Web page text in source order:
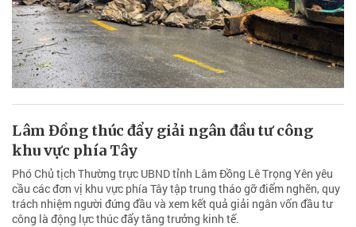
Lâm Đồng thúc đẩy giải ngân đầu tư công
khu vực phía Tây
Phó Chủ tịch Thường trực UBND tỉnh Lâm Đồng Lê Trọng Yên yêu
cầu các đơn vị khu vực phía Tây tập trung tháo gỡ điểm nghẽn, quy
trách nhiệm người đứng đầu và xem kết quả giải ngân vốn đầu tư
công là động lực thúc đẩy tăng trưởng kinh tế.